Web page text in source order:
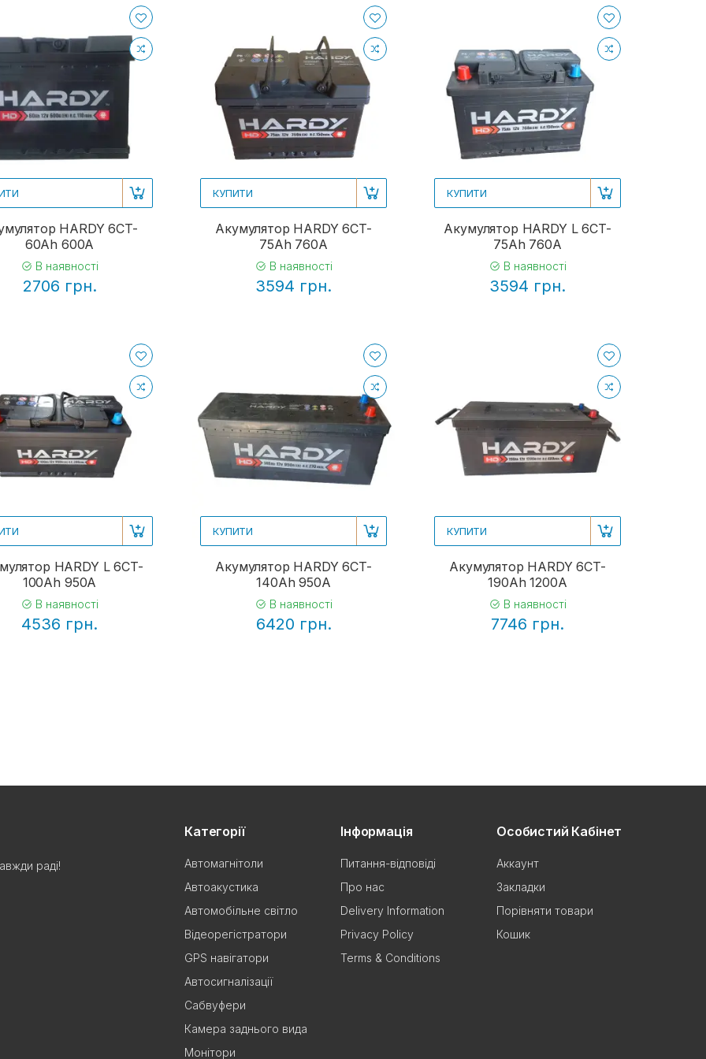
HARDY 6CT-
60Ah 600A
В наявності
2706 грн.
КУПИТИ
Акумулятор HARDY 6CT-
75Ah 760A
В наявності
3594 грн.
КУПИТИ
Акумулятор HARDY L 6CT-
75Ah 760A
В наявності
3594 грн.
HARDY L 6CT-
100Ah 950A
В наявності
4536 грн.
КУПИТИ
Акумулятор HARDY 6CT-
140Ah 950A
В наявності
6420 грн.
КУПИТИ
Акумулятор HARDY 6CT-
190Ah 1200A
В наявності
7746 грн.
раді!
Категорії
Автомагнітоли
Автоакустика
Автомобільне світло
Відеорегістратори
GPS навігатори
Автосигналізації
Сабвуфери
Камера заднього вида
Монітори
Інформація
Питання-відповіді
Про нас
Delivery Information
Privacy Policy
Terms & Conditions
Особистий Кабінет
Аккаунт
Закладки
Порівняти товари
Кошик